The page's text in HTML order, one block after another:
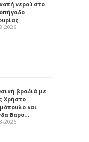
νερού στο
2026
βραδιά με
Χρήστο
και
Βαρο…
2026